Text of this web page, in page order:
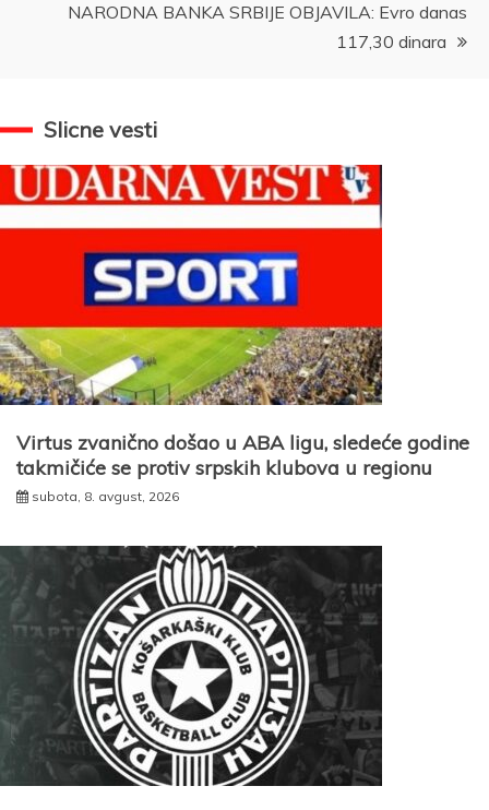
NARODNA BANKA SRBIJE OBJAVILA: Evro danas
117,30 dinara
Slicne vesti
Virtus zvanično došao u ABA ligu, sledeće godine
takmičiće se protiv srpskih klubova u regionu
subota, 8. avgust, 2026